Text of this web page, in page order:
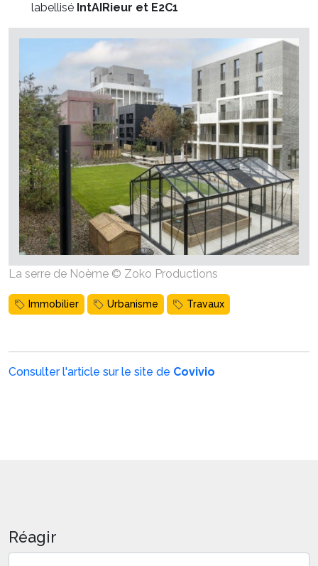
labellisé IntAIRieur et E2C1
La serre de Noème © Zoko Productions
Immobilier Urbanisme Travaux
Consulter l'article sur le site de Covivio
Réagir